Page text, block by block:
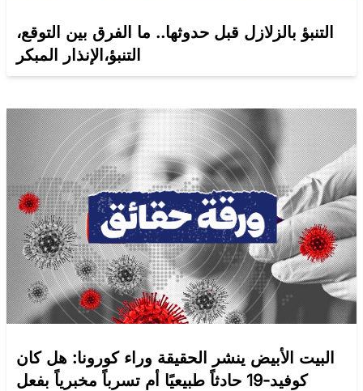
التنبؤ بالزلازل قبل حدوثها.. ما الفرق بين التوقع،
التنبؤ،الإنذار المبكر
البيت الأبيض ينشر الحقيقة وراء كورونا: هل كان
كوفيد-19 حادثاً طبيعيًا أم تسرباً مخبرياً بفعل